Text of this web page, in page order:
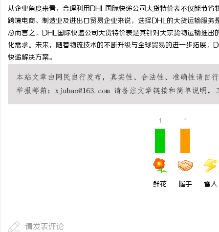
从企业角度来看，合理利用DHL国际快递公司大货特价表不仅能节
跨境电商、制造业及进出口贸易企业来说，选择DHL的大货运输服务
总而言之，DHL国际快递公司大货特价表是其针对大宗货物运输推
化需求。未来，随着物流技术的不断升级与全球贸易的进一步拓展
快递解决方案。
1
鲜花
1
握手 雷人
请发表评论
面解析2828电影网：影视资源的丰富宝库
其使用指南
在线影院的崛起与未来